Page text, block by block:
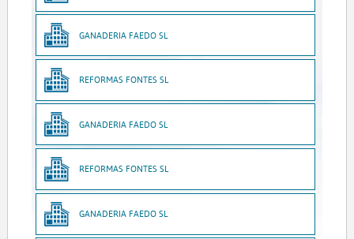
GANADERIA FAEDO SL
REFORMAS FONTES SL
GANADERIA FAEDO SL
REFORMAS FONTES SL
GANADERIA FAEDO SL